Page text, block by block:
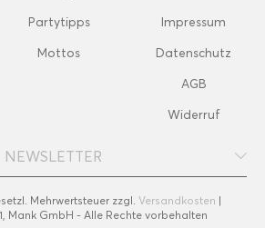
Partytipps
Mottos
Impressum
Datenschutz
AGB
Widerruf
NEWSLETTER
Mehrwertsteuer zzgl. Versandkosten |
Mank GmbH - Alle Rechte vorbehalten